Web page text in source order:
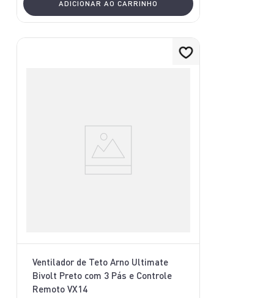
ADICIONAR AO CARRINHO
Ventilador de Teto Arno Ultimate
Bivolt Preto com 3 Pás e Controle
Remoto VX14